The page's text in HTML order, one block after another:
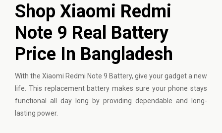
Shop Xiaomi Redmi
Note 9 Real Battery
Price In Bangladesh
With the Xiaomi Redmi Note 9 Battery, give your gadget a new
life. This replacement battery makes sure your phone stays
functional all day long by providing dependable and long-
lasting power.